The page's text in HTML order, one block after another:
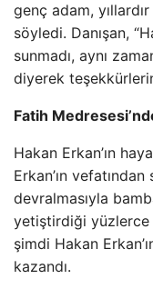
genç adam,
söyledi. Danışan,
sunmadı, aynı
diyerek
Fatih
Hakan Erkan’ın
Erkan’ın
devralmasıyla
yetiştirdiği yüzlerce
şimdi Hakan
kazandı.